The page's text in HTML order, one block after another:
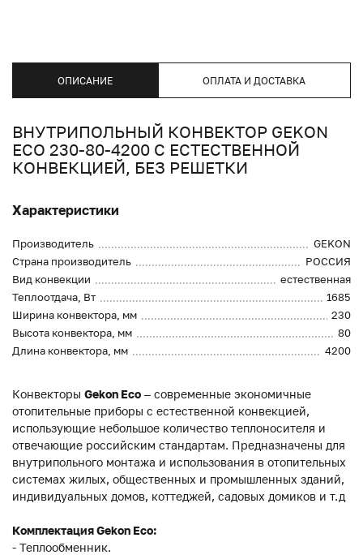
ОПИСАНИЕ ОПЛАТА И ДОСТАВКА
ВНУТРИПОЛЬНЫЙ КОНВЕКТОР GEKON
ECO 230-80-4200 С ЕСТЕСТВЕННОЙ
КОНВЕКЦИЕЙ, БЕЗ РЕШЕТКИ
Характеристики
Производитель
GEKON
Страна производитель
РОССИЯ
Вид конвекции
естественная
Теплоотдача, Вт
1685
Ширина конвектора, мм
230
Высота конвектора, мм
80
Длина конвектора, мм
4200
Конвекторы Gekon Eco – современные экономичные
отопительные приборы с естественной конвекцией,
использующие небольшое количество теплоносителя и
отвечающие российским стандартам. Предназначены для
внутрипольного монтажа и использования в отопительных
системах жилых, общественных и промышленных зданий,
индивидуальных домов, коттеджей, садовых домиков и т.д
Комплектация Gekon Eco:
- Теплообменник.